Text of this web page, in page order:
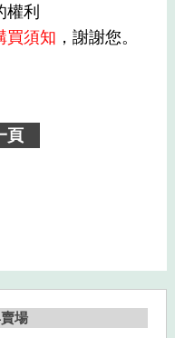
利
買須知 ，謝謝您。
頁
場